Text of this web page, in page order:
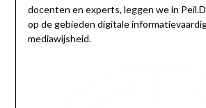
docenten en experts, leggen we in
op de gebieden digitale
mediawijsheid.